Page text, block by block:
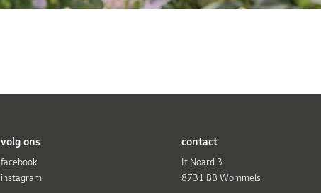
volg ons
facebook
instagram
contact
It Noard 3
8731 BB Wommels